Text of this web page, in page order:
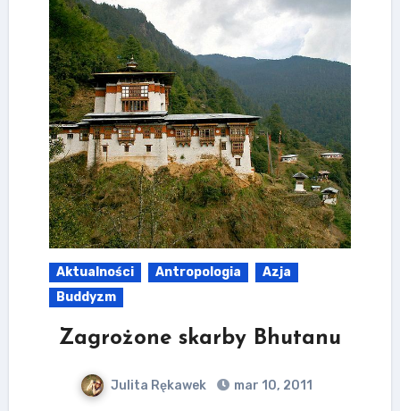
Aktualności Antropologia
Azja
Buddyzm
Zagrożone skarby Bhutanu
Julita Rękawek mar 10, 2011